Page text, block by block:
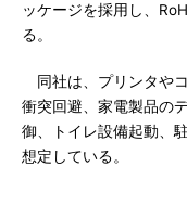
ッケージを採用し、
る。
同社は、プリンタや
衝突回避、家電製品の
御、トイレ設備起動、
想定している。